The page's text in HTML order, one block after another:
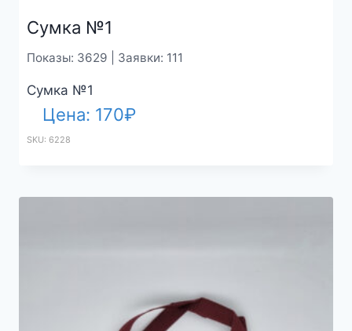
Сумка №1
Показы: 3629 | Заявки: 111
Сумка №1
Цена: 170₽
SKU: 6228